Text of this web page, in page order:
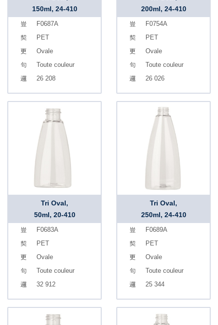
150ml, 24-410
F0687A
PET
Ovale
Toute couleur
26 208
200ml, 24-410
F0754A
PET
Ovale
Toute couleur
26 026
Tri Oval,
50ml, 20-410
F0683A
PET
Ovale
Toute couleur
32 912
Tri Oval,
250ml, 24-410
F0689A
PET
Ovale
Toute couleur
25 344